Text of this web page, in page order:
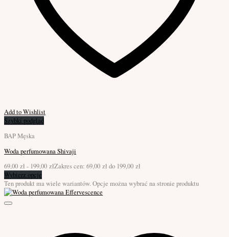
Add to Wishlist
Szybki podgląd
BAP Męska
Woda perfumowana Shivaji
69,00 zł - 199,00 złZakres cen: 69,00 zł do 199,00 zł
Wybierz opcje
Ten produkt ma wiele wariantów. Opcje można wybrać na stronie produktu